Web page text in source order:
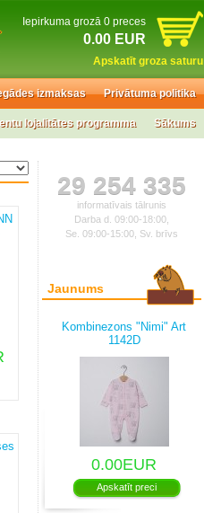
Iepirkuma grozā 0 preces
0.00 EUR
Apskatīt groza saturu
Privātuma politika
izmaksas
Sākums
lojalitātes programma
29 254 335
informatīvais tālrunis
Darba d. 09:00-18:00,
Se. 09:00-15:00, Sv. brīvs
Jaunums
Kombinezons "Nimi" Art
1142D
0.00EUR
Apskatīt preci